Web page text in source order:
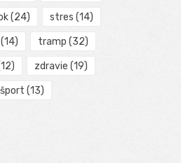
(24) stres (14)
(14) tramp (32)
zdravie (19)
šport (13)